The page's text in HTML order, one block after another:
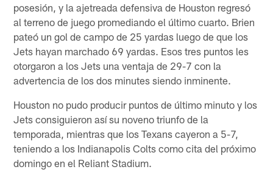
posesión, y la ajetreada defensiva de Houston regresó
al terreno de juego promediando el último cuarto. Brien
pateó un gol de campo de 25 yardas luego de que los
Jets hayan marchado 69 yardas. Esos tres puntos les
otorgaron a los Jets una ventaja de 29-7 con la
advertencia de los dos minutes siendo inminente.
Houston no pudo producir puntos de último minuto y los
Jets consiguieron así su noveno triunfo de la
temporada, mientras que los Texans cayeron a 5-7,
teniendo a los Indianapolis Colts como cita del próximo
domingo en el Reliant Stadium.